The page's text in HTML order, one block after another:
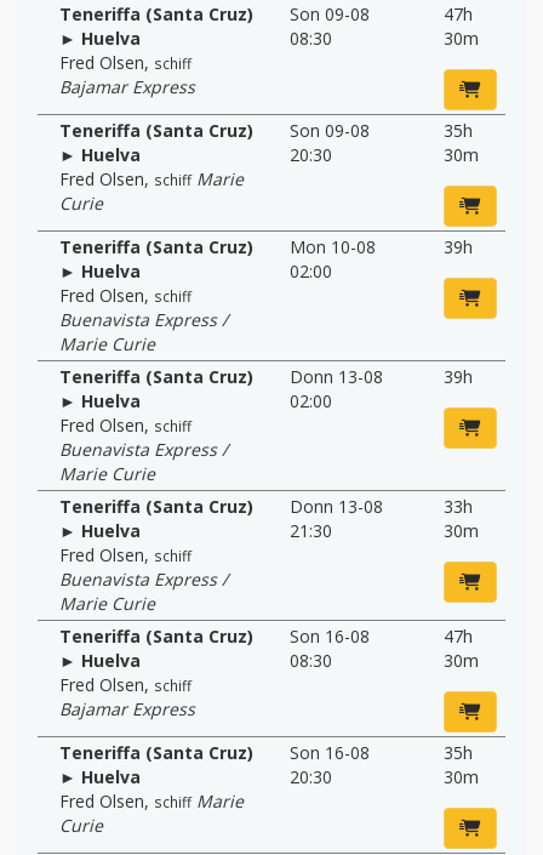
Teneriffa (Santa Cruz)
► Huelva
Fred Olsen, schiff
Bajamar Express
Son 09-08
08:30
47h
30m
Teneriffa (Santa Cruz)
► Huelva
Fred Olsen, schiff Marie
Curie
Son 09-08
20:30
35h
30m
Teneriffa (Santa Cruz)
► Huelva
Fred Olsen, schiff
Buenavista Express /
Marie Curie
Mon 10-08
02:00
39h
Teneriffa (Santa Cruz)
► Huelva
Fred Olsen, schiff
Buenavista Express /
Marie Curie
Donn 13-08
02:00
39h
Teneriffa (Santa Cruz)
► Huelva
Fred Olsen, schiff
Buenavista Express /
Marie Curie
Donn 13-08
21:30
33h
30m
Teneriffa (Santa Cruz)
► Huelva
Fred Olsen, schiff
Bajamar Express
Son 16-08
08:30
47h
30m
Teneriffa (Santa Cruz)
► Huelva
Fred Olsen, schiff Marie
Curie
Son 16-08
20:30
35h
30m